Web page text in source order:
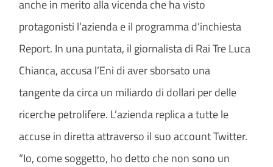
anche in merito alla vicenda che ha visto
protagonisti l’azienda e il programma d’inchiesta
Report. In una puntata, il giornalista di Rai Tre Luca
Chianca, accusa l’Eni di aver sborsato una
tangente da circa un miliardo di dollari per delle
ricerche petrolifere. L’azienda replica a tutte le
accuse in diretta attraverso il suo account Twitter.
“Io, come soggetto, ho detto che non sono un